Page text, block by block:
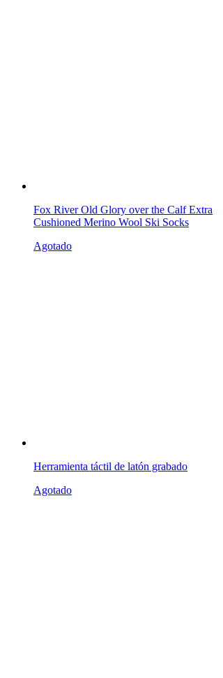
Fox River Old Glory over the Calf Extra
Cushioned Merino Wool Ski Socks
Agotado
Herramienta táctil de latón grabado
Agotado